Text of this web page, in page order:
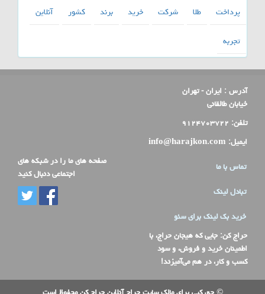
پرداخت
طلا شركت خرید برند كشور
آنلاین
تجربه
آدرس : ایران - تهران
خیابان طالقانی
تلفن: ۹۱۲۴۷۰۳۷۲۲
ایمیل: info@harajkon.com
تماس با ما
تبادل لینک
خرید بک لینک برای سئو
حراج کن: جایی که هیجان حراج، با
اطمینان خرید و فروش، و سود
کسب و کار، در هم می‌آمیزند!
صفحه های ما را در شبکه های
اجتماعی دنبال کنید